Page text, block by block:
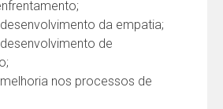
da empatia;
de
nos processos de